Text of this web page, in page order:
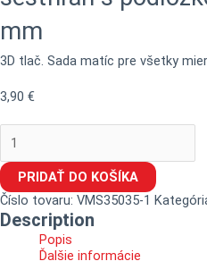
mm
3D tlač. Sada matíc pre všetky
3,90 €
PRIDAŤ DO KOŠÍKA
Číslo tovaru: VMS35035-1
Description
Popis
Ďalšie informácie